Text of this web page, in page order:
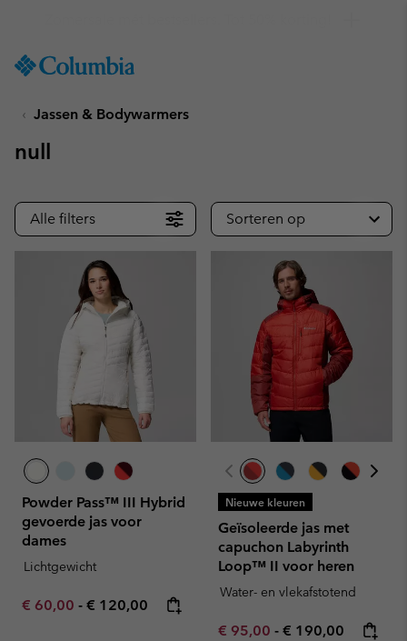
TO
SKIP
MAIN
SKIP
TO
SEARCH
Jassen & Bodywarmers
null
Alle filters Sorteren op
Powder Pass™ III Hybrid
gevoerde jas voor
dames
Lichtgewicht
Minimum sale price:
€ 60,00 - Maximum price:
€ 120,00
Nieuwe kleuren
Geïsoleerde jas met
capuchon Labyrinth
Loop™ II voor heren
Water- en vlekafstotend
Minimum sale price:
€ 95,00 - Maximum price:
€ 190,00